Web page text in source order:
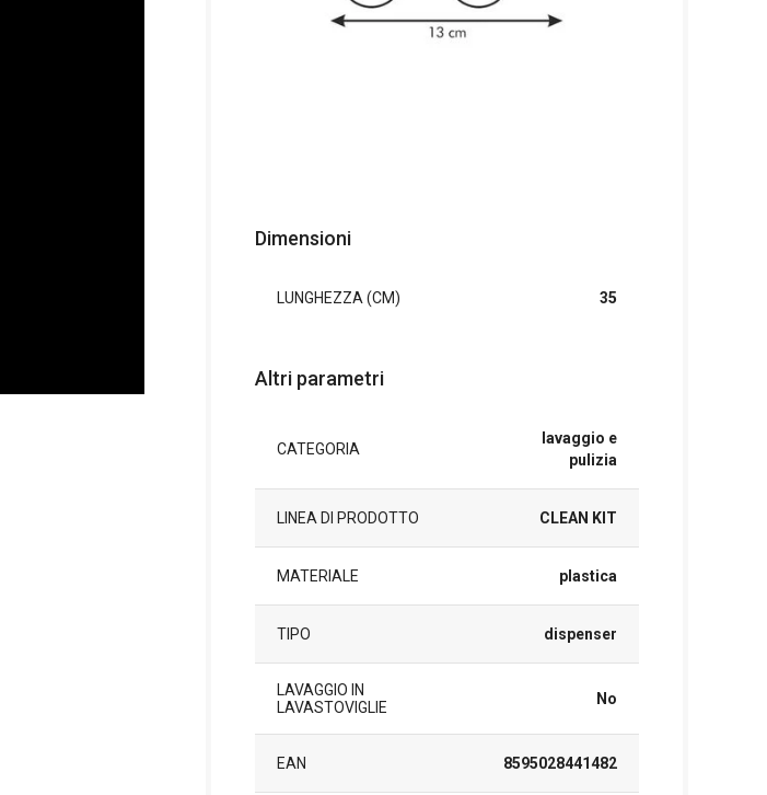
Dimensioni
LUNGHEZZA (CM) 35
Altri parametri
CATEGORIA
lavaggio e
pulizia
LINEA DI PRODOTTO CLEAN KIT
MATERIALE plastica
TIPO dispenser
LAVAGGIO IN
LAVASTOVIGLIE
No
EAN 8595028441482